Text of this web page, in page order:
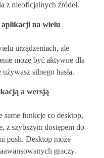
z nieoficjalnych źródeł.
aplikacji na wielu
urządzeniach, ale
może być aktywne dla
silnego hasła.
a wersją
same funkcje co desktop,
z szybszym dostępem do
push. Desktop może
graczy.